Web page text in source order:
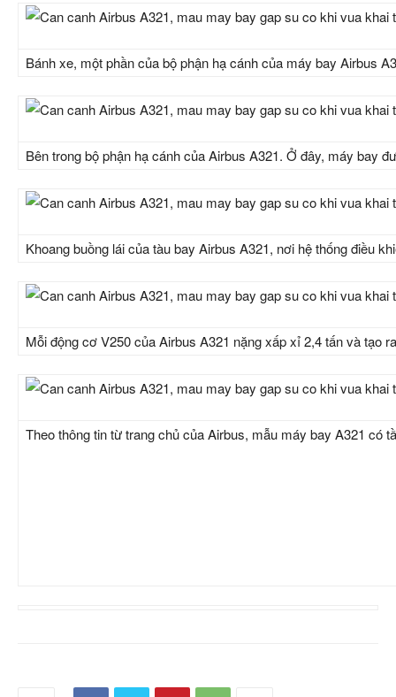
Bánh xe, một phần của bộ phận hạ cánh của máy bay Airbus
Bên trong bộ phận hạ cánh của Airbus A321. Ở đây, máy bay
Khoang buồng lái của tàu bay Airbus A321, nơi hệ thống điều
Mỗi động cơ V250 của Airbus A321 nặng xấp xỉ 2,4 tấn và tạo
Theo thông tin từ trang chủ của Airbus, mẫu máy bay A321 có